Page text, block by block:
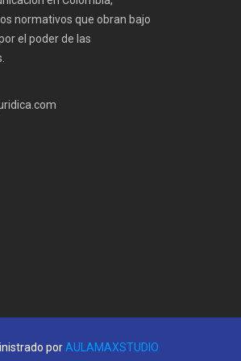
normativos que obran bajo
el poder de las
porAULAMAXSTUDIO